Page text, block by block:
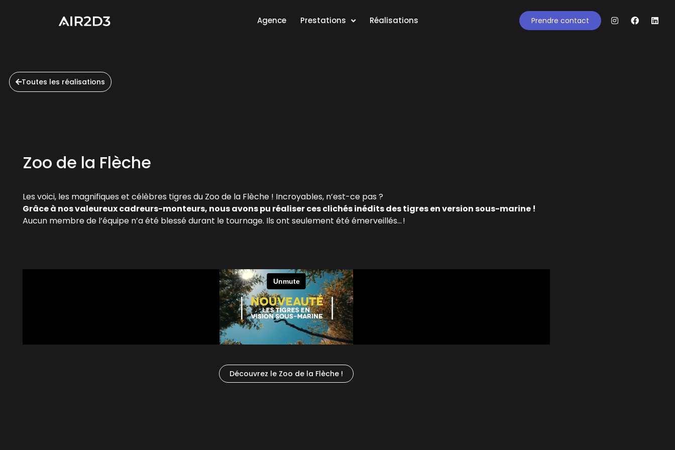
Agence Prestations Réalisations Prendre contact
Toutes les réalisations
Zoo de la Flèche
Les voici, les magnifiques et célèbres tigres du Zoo de la Flèche ! Incroyables, n’est-ce pas ?
Grâce à nos valeureux cadreurs-monteurs, nous avons pu réaliser ces clichés inédits des tigres en version sous-marine !
Aucun membre de l’équipe n’a été blessé durant le tournage. Ils ont seulement été émerveillés… !
Découvrez le Zoo de la Flèche !